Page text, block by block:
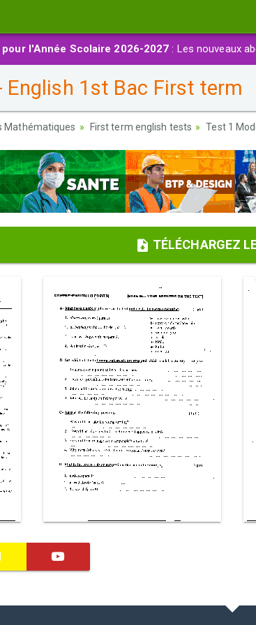
l'Année Scolaire 2026-2027 : Les nouveaux
English 1st Bac First term
Mathématiques First term english tests Test 1
TÉLÉCHARGEZ